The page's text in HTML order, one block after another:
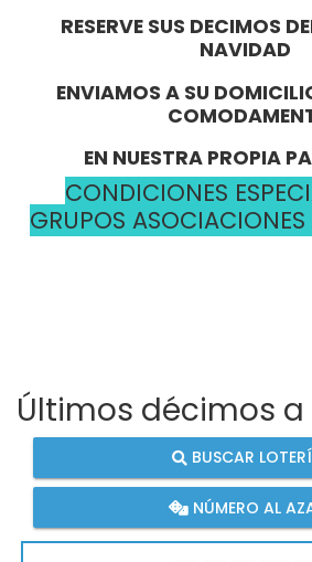
RESERVE SUS DECIMOS
NAVIDAD
ENVIAMOS A SU
EN NUESTRA PROPIA
CONDICIONES
GRUPOS ASOCIACIONES
Últimos décimos
BUSCAR
NÚMERO AL